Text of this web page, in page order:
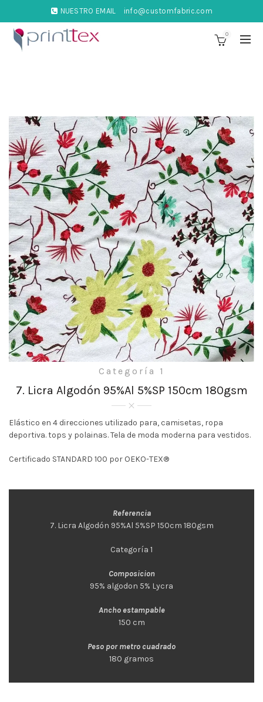
NUESTRO EMAIL info@customfabric.com
0
Categoría 1
7. Licra Algodón 95%Al 5%SP 150cm 180gsm
Elástico en 4 direcciones utilizado para, camisetas, ropa
deportiva. tops y polainas. Tela de moda moderna para vestidos.
Certificado STANDARD 100 por OEKO-TEX®
Referencia
7. Licra Algodón 95%Al 5%SP 150cm 180gsm
Categoría 1
Composicion
95% algodon 5% Lycra
Ancho estampable
150 cm
Peso por metro cuadrado
180 gramos